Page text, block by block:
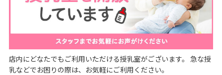
店内にどなたでもご利用いただける授乳室がございます。 急な授
乳などでお困りの際は、お気軽にご利用ください。